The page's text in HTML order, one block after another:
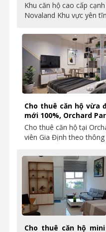
Khu căn hộ cao cấp
Novaland Khu vực yên
Cho thuê căn hộ vừa
mới 100%, Orchard
Cho thuê căn hộ tại
viên Gia Định theo
Cho thuê căn hộ